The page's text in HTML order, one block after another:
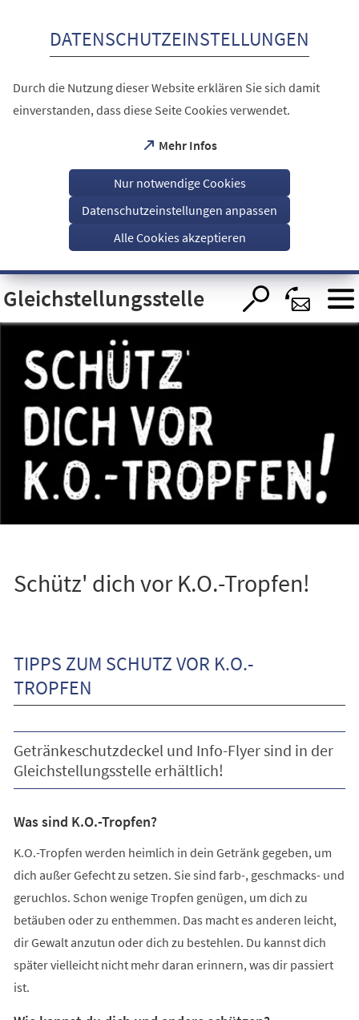
Visuelle
Assistenzsoftware
öffnen.
DATENSCHUTZEINSTELLUNGEN
Durch die Nutzung dieser Website erklären Sie sich damit
einverstanden, dass diese Seite Cookies verwendet.
Mehr Infos
(Öffnet
einem
Tab)
Nur notwendige Cookies
Datenschutzeinstellungen anpassen
Alle Cookies akzeptieren
Gleichstellungsstelle
Schütz' dich vor K.O.-Tropfen!
TIPPS ZUM SCHUTZ VOR K.O.-
TROPFEN
Getränkeschutzdeckel und Info-Flyer sind in der
Gleichstellungsstelle erhältlich!
Was sind K.O.-Tropfen?
K.O.-Tropfen werden heimlich in dein Getränk gegeben, um
dich außer Gefecht zu setzen. Sie sind farb-, geschmacks- und
geruchlos. Schon wenige Tropfen genügen, um dich zu
betäuben oder zu enthemmen. Das macht es anderen leicht,
dir Gewalt anzutun oder dich zu bestehlen. Du kannst dich
später vielleicht nicht mehr daran erinnern, was dir passiert
ist.